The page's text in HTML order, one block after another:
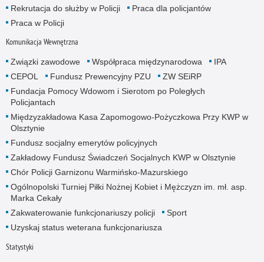
Rekrutacja do służby w Policji
Praca dla policjantów
Praca w Policji
Komunikacja Wewnętrzna
Związki zawodowe Współpraca międzynarodowa
IPA
CEPOL
Fundusz Prewencyjny PZU
ZW SEiRP
Fundacja Pomocy Wdowom i Sierotom po Poległych
Policjantach
Międzyzakładowa Kasa Zapomogowo-Pożyczkowa Przy KWP w
Olsztynie
Fundusz socjalny emerytów policyjnych
Zakładowy Fundusz Świadczeń Socjalnych KWP w Olsztynie
Chór Policji Garnizonu Warmińsko-Mazurskiego
Ogólnopolski Turniej Piłki Nożnej Kobiet i Mężczyzn im. mł. asp.
Marka Cekały
Zakwaterowanie funkcjonariuszy policji
Sport
Uzyskaj status weterana funkcjonariusza
Statystyki